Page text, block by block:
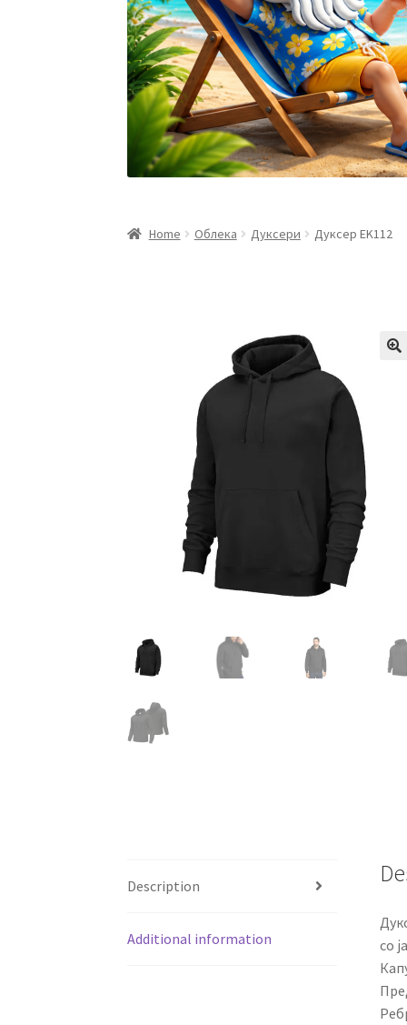
Home Облека Дуксери Дуксер EK112
Description
Additional information
со